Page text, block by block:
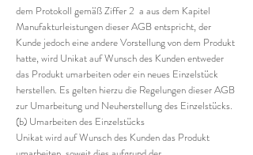
dem Protokoll gemäß Ziffer 2 a aus dem Kapitel
Manufakturleistungen dieser AGB entspricht, der
Kunde jedoch eine andere Vorstellung von dem Produkt
hatte, wird Unikat auf Wunsch des Kunden entweder
das Produkt umarbeiten oder ein neues Einzelstück
herstellen. Es gelten hierzu die Regelungen dieser AGB
zur Umarbeitung und Neuherstellung des Einzelstücks.
(b) Umarbeiten des Einzelstücks
Unikat wird auf Wunsch des Kunden das Produkt